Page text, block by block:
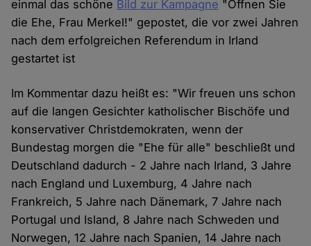
einmal das schöne Bild zur Kampagne "Öffnen Sie
die Ehe, Frau Merkel!" gepostet, die vor zwei Jahren
nach dem erfolgreichen Referendum in Irland
gestartet ist
Im Kommentar dazu heißt es: "Wir freuen uns schon
auf die langen Gesichter katholischer Bischöfe und
konservativer Christdemokraten, wenn der
Bundestag morgen die "Ehe für alle" beschließt und
Deutschland dadurch - 2 Jahre nach Irland, 3 Jahre
nach England und Luxemburg, 4 Jahre nach
Frankreich, 5 Jahre nach Dänemark, 7 Jahre nach
Portugal und Island, 8 Jahre nach Schweden und
Norwegen, 12 Jahre nach Spanien, 14 Jahre nach